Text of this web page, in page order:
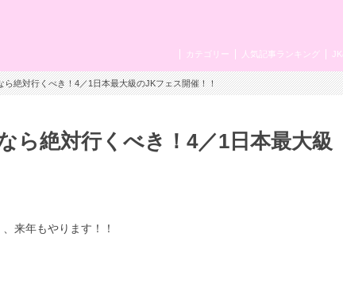
人気記事ランキング
カテゴリー
絶対行くべき！4／1日本最大級のJKフェス開催！！
ら絶対行くべき！4／1日本最大級
来年もやります！！